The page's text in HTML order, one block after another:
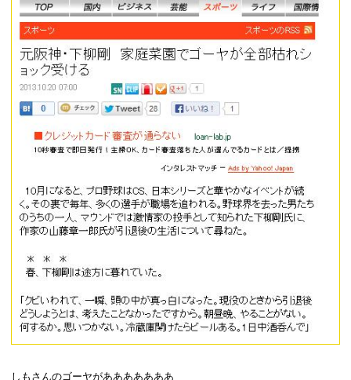
しもさんのゴーヤがあああああああ